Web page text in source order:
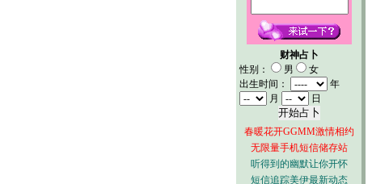
财神占卜
性别：
男
女
出生时间：
年
月
日
春暖花开GGMM激情相约
无限量手机短信储存站
听得到的幽默让你开怀
短信追踪美伊最新动态